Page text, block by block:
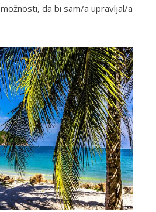
da bi sam/a upravljal/a